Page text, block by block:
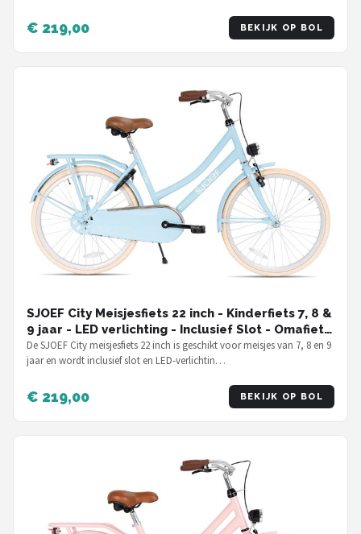
€ 219,00 BEKIJK OP BOL
SJOEF City Meisjesfiets 22 inch - Kinderfiets 7, 8 &
9 jaar - LED verlichting - Inclusief Slot - Omafiets
22 inch - Licht Blauw
De SJOEF City meisjesfiets 22 inch is geschikt voor meisjes van 7, 8 en 9
jaar en wordt inclusief slot en LED-verlichtin…
€ 219,00 BEKIJK OP BOL